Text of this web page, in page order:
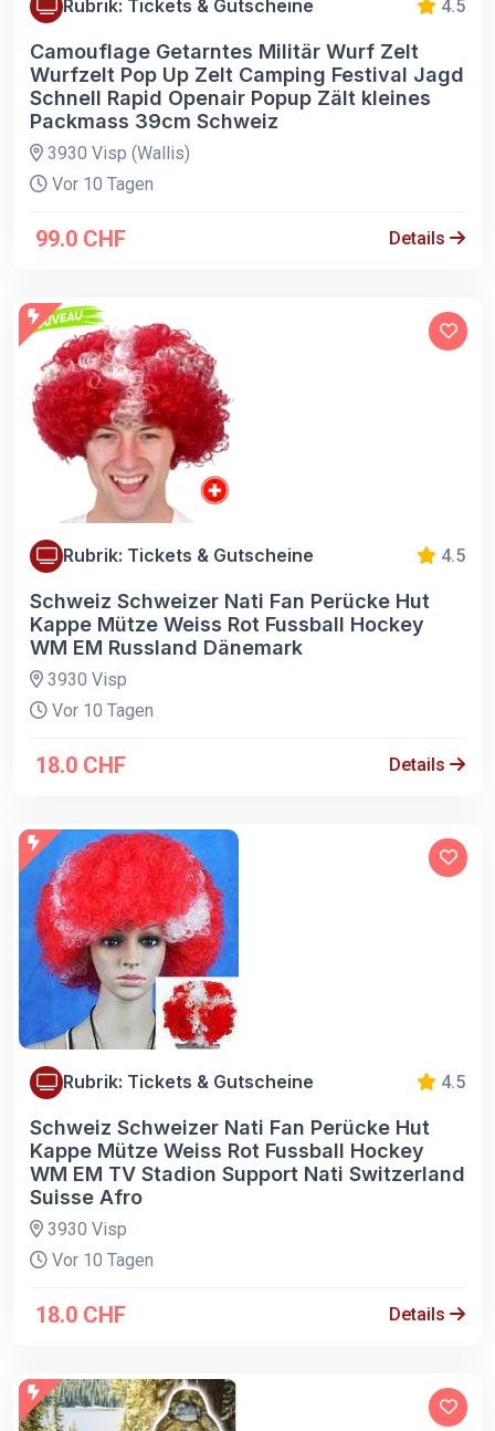
Rubrik: Tickets & Gutscheine 4.5
Camouflage Getarntes Militär Wurf Zelt
Wurfzelt Pop Up Zelt Camping Festival Jagd
Schnell Rapid Openair Popup Zält kleines
Packmass 39cm Schweiz
3930 Visp (Wallis)
Vor 10 Tagen
99.0 CHF Details
Rubrik: Tickets & Gutscheine 4.5
Schweiz Schweizer Nati Fan Perücke Hut
Kappe Mütze Weiss Rot Fussball Hockey
WM EM Russland Dänemark
3930 Visp
Vor 10 Tagen
18.0 CHF Details
Rubrik: Tickets & Gutscheine 4.5
Schweiz Schweizer Nati Fan Perücke Hut
Kappe Mütze Weiss Rot Fussball Hockey
WM EM TV Stadion Support Nati Switzerland
Suisse Afro
3930 Visp
Vor 10 Tagen
18.0 CHF Details